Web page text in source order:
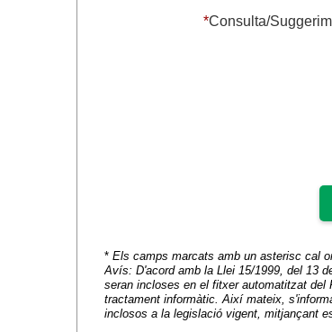
*Consulta/
* Els camps marcats amb un asterisc cal
Avís: D'acord amb la Llei 15/1999, del 13
seran incloses en el fitxer automatitzat del
tractament informàtic. Així mateix,
inclosos a la legislació vigent, mitjançant